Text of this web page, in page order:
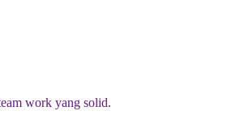
work yang solid.